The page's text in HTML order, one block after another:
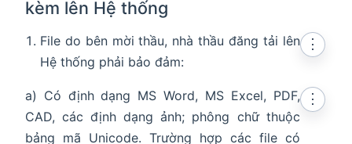
kèm lên Hệ thống
File do bên mời thầu, nhà thầu đăng tải lên
Hệ thống phải bảo đảm:
⋮
a) Có định dạng MS Word, MS Excel, PDF,
CAD, các định dạng ảnh; phông chữ thuộc
bảng mã Unicode. Trường hợp các file có
⋮